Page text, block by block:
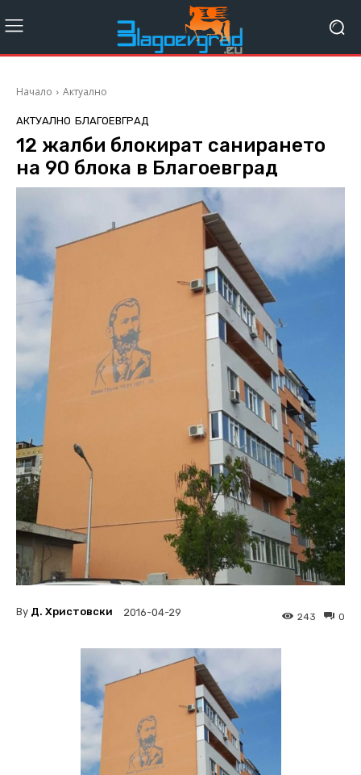
Начало Актуално
АКТУАЛНО БЛАГОЕВГРАД
12 жалби блокират санирането
на 90 блока в Благоевград
By Д. Христовски 2016-04-29 0
243